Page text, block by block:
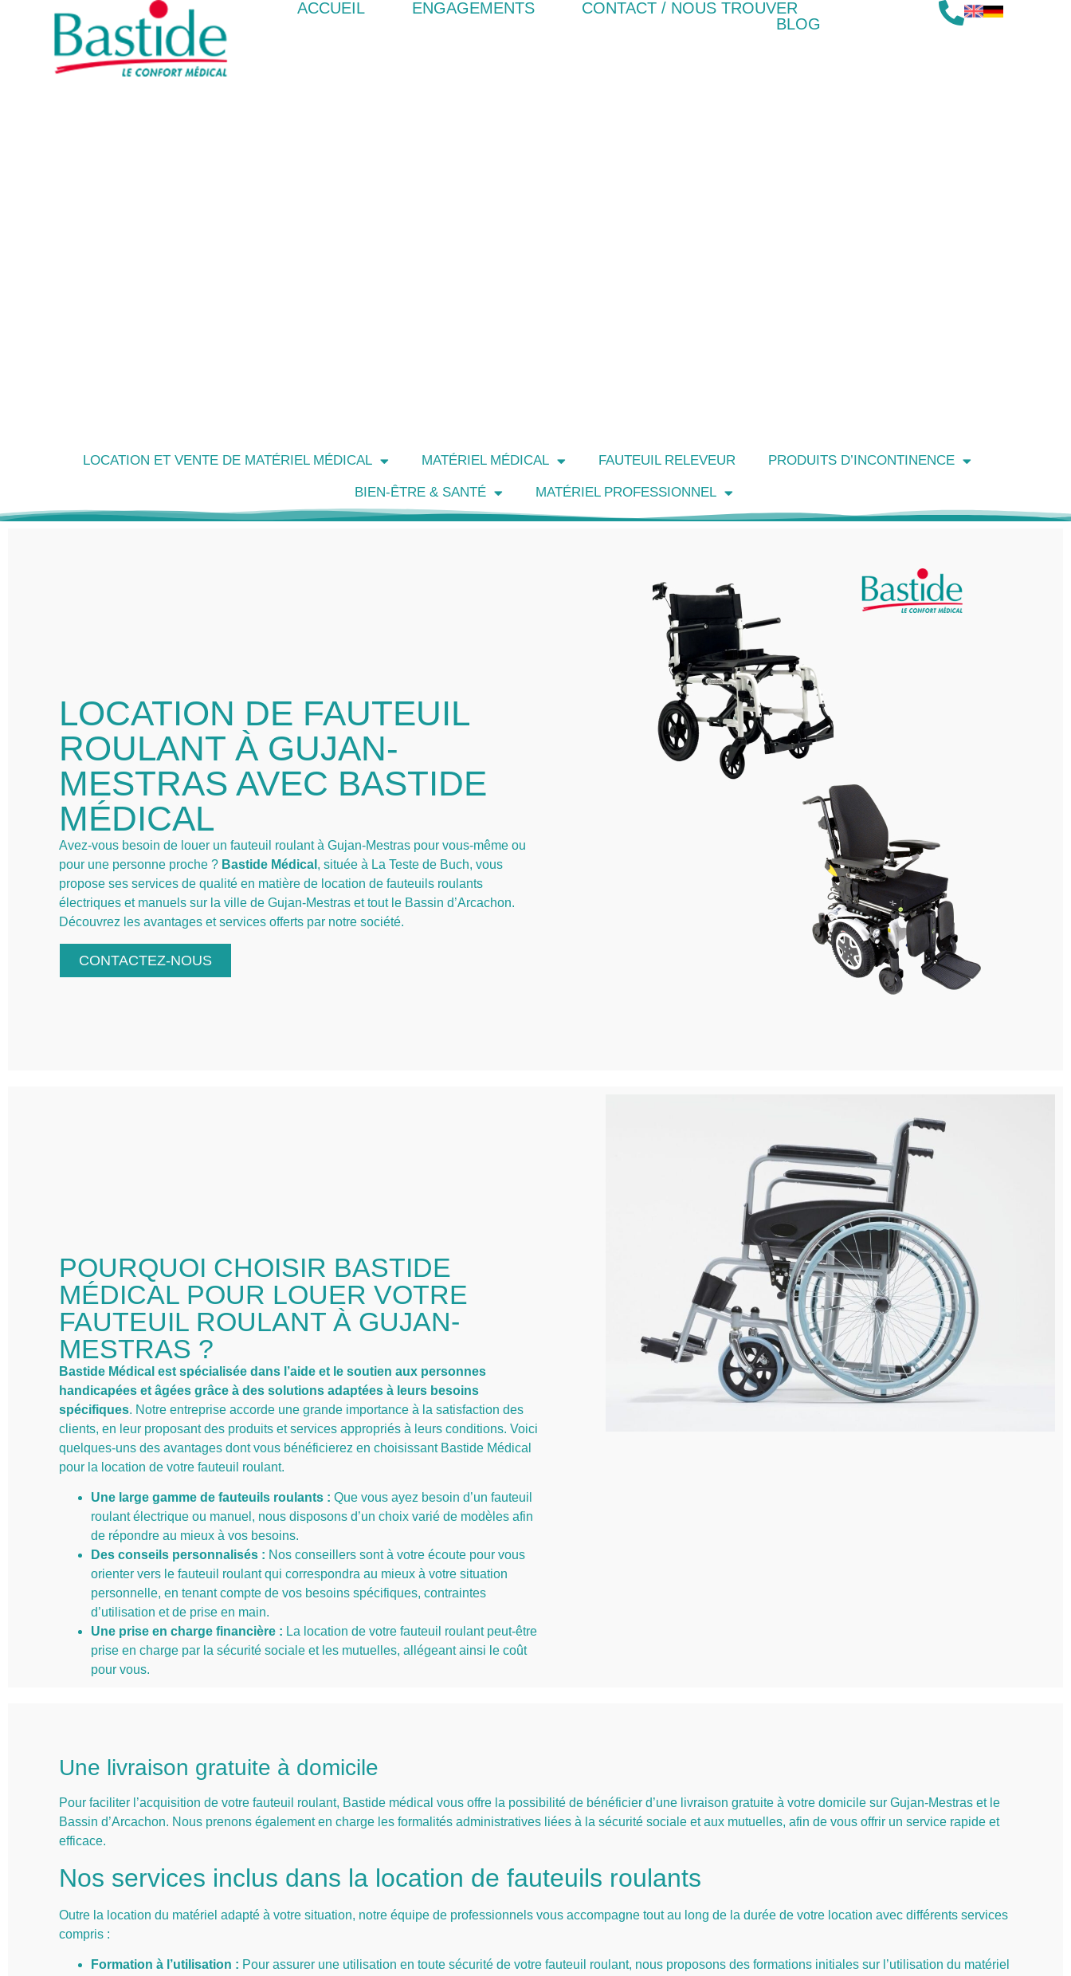
ACCUEIL ENGAGEMENTS
CONTACT / NOUS TROUVER
BLOG
LOCATION ET VENTE DE MATÉRIEL MÉDICAL MATÉRIEL MÉDICAL FAUTEUIL RELEVEUR PRODUITS D’INCONTINENCE
BIEN-ÊTRE & SANTÉ MATÉRIEL PROFESSIONNEL
LOCATION DE FAUTEUIL
ROULANT À GUJAN-
MESTRAS AVEC BASTIDE
MÉDICAL
Avez-vous besoin de louer un fauteuil roulant à Gujan-Mestras pour vous-même ou
pour une personne proche ? Bastide Médical , située à La Teste de Buch, vous
propose ses services de qualité en matière de location de fauteuils roulants
électriques et manuels sur la ville de Gujan-Mestras et tout le Bassin d’Arcachon.
Découvrez les avantages et services offerts par notre société.
CONTACTEZ-NOUS
POURQUOI CHOISIR BASTIDE
MÉDICAL POUR LOUER VOTRE
FAUTEUIL ROULANT À GUJAN-
MESTRAS ?
Bastide Médical est spécialisée dans l’aide et le soutien aux personnes
handicapées et âgées grâce à des solutions adaptées à leurs besoins
spécifiques. Notre entreprise accorde une grande importance à la satisfaction des
clients, en leur proposant des produits et services appropriés à leurs conditions. Voici
quelques-uns des avantages dont vous bénéficierez en choisissant Bastide Médical
pour la location de votre fauteuil roulant.
Une large gamme de fauteuils roulants : Que vous ayez besoin d’un fauteuil
roulant électrique ou manuel, nous disposons d’un choix varié de modèles afin
de répondre au mieux à vos besoins.
Des conseils personnalisés : Nos conseillers sont à votre écoute pour vous
orienter vers le fauteuil roulant qui correspondra au mieux à votre situation
personnelle, en tenant compte de vos besoins spécifiques, contraintes
d’utilisation et de prise en main.
Une prise en charge financière : La location de votre fauteuil roulant peut-être
prise en charge par la sécurité sociale et les mutuelles, allégeant ainsi le coût
pour vous.
Une livraison gratuite à domicile
Pour faciliter l’acquisition de votre fauteuil roulant, Bastide médical vous offre la possibilité de bénéficier d’une livraison gratuite à votre domicile sur Gujan-Mestras et le
Bassin d’Arcachon. Nous prenons également en charge les formalités administratives liées à la sécurité sociale et aux mutuelles, afin de vous offrir un service rapide et
efficace.
Nos services inclus dans la location de fauteuils roulants
Outre la location du matériel adapté à votre situation, notre équipe de professionnels vous accompagne tout au long de la durée de votre location avec différents services
compris :
Formation à l’utilisation : Pour assurer une utilisation en toute sécurité de votre fauteuil roulant, nous proposons des formations initiales sur l’utilisation du matériel